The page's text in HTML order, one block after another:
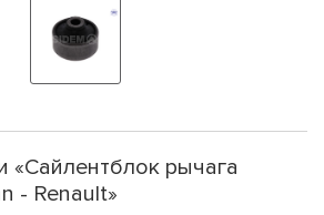
«Сайлентблок рычага
- Renault»